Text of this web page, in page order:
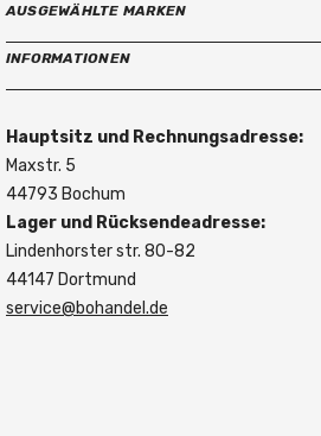
AUSGEWÄHLTE MARKEN
INFORMATIONEN
Hauptsitz und Rechnungsadresse:
Maxstr. 5
44793 Bochum
Lager und Rücksendeadresse:
Lindenhorster str. 80-82
44147 Dortmund
service@bohandel.de